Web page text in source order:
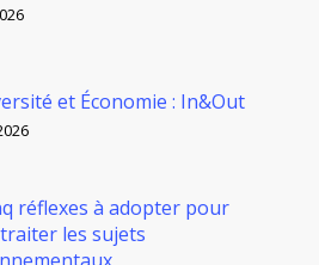
et Économie : In&Out
réflexes à adopter pour
les sujets